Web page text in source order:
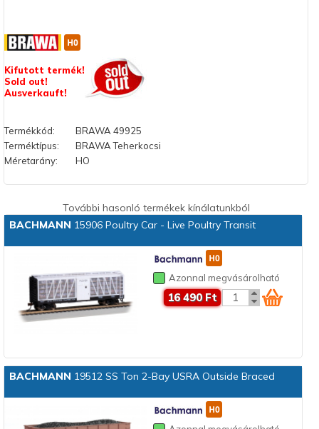
Kifutott termék!
Sold out!
Ausverkauft!
Termékkód:
BRAWA 49925
Terméktípus:
BRAWA Teherkocsi
Méretarány:
HO
További hasonló termékek kínálatunkból
BACHMANN 15906 Poultry Car - Live Poultry Transit
Azonnal megvásárolható
16 490 Ft
BACHMANN 19512 SS Ton 2-Bay USRA Outside Braced